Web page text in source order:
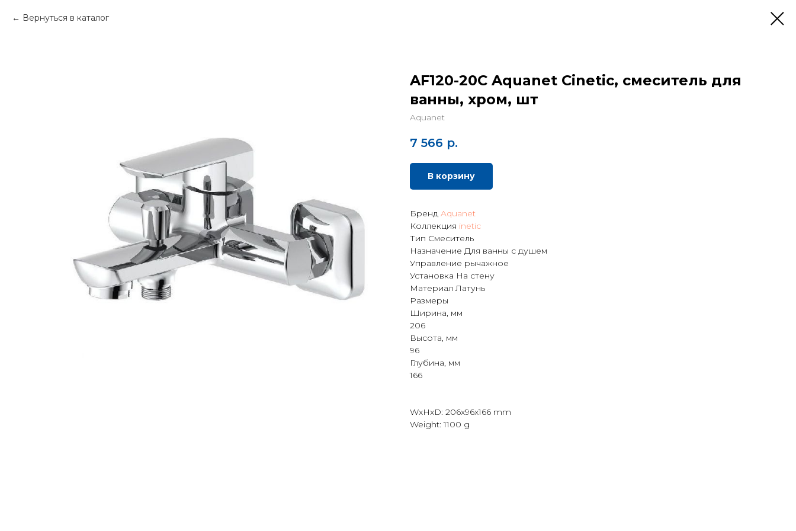
Вернуться в каталог
AF120-20С Aquanet Cinetic, смеситель для
ванны, хром, шт
Aquanet
7 566 р.
В корзину
Бренд Aquanet
Коллекция inetic
Тип Смеситель
Назначение Для ванны с душем
Управление рычажное
Установка На стену
Материал Латунь
Размеры
Ширина, мм
206
Высота, мм
96
Глубина, мм
166
WxHxD: 206x96x166 mm
Weight: 1100 g